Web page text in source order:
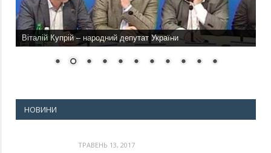
Віталій Купрій – народний депутат України
НОВИНИ
ТРАВЕНЬ 13, 2017